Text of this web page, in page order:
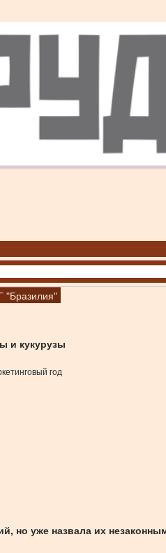
"Бразилия"
и кукурузы
год
но уже назвала их